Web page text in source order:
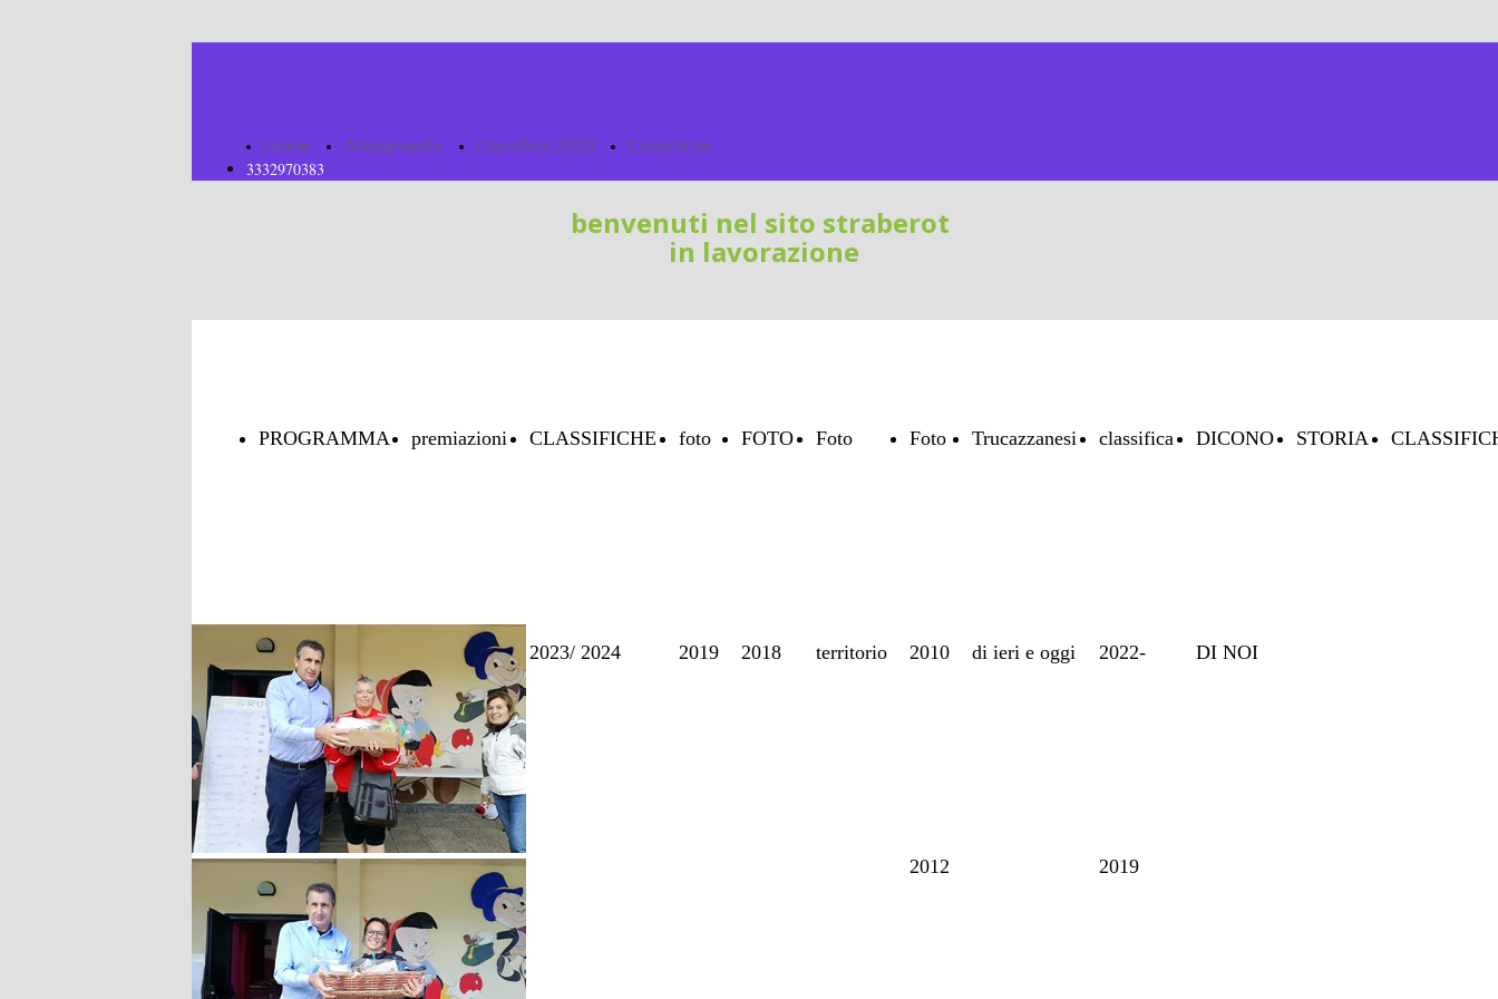
Home Allenamento Classifica 2023 Classifiche
3332970383
benvenuti nel sito straberot
in lavorazione
PROGRAMMA
2025 14/9/2025
premiazioni CLASSIFICHE
2023/ 2024
foto
2019
FOTO
2018
Foto
territorio
Foto
2010
2012
Trucazzanesi
di ieri e oggi
classifica
2022-
2019
DICONO
DI NOI
STORIA